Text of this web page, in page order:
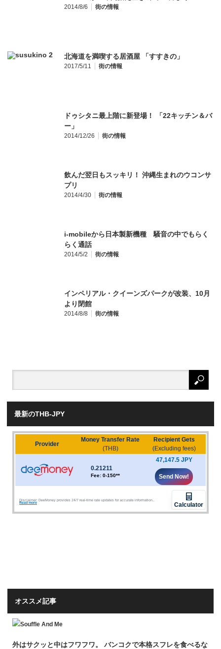
2014/8/6 街の情報
北海道を満喫する居酒屋 「すすきの」
2017/5/11 街の情報
ドゥシタニ最上階に新登場！ 「22キッチン＆バ
ー」
2014/12/26 街の情報
飲んだ翌日もスッキリ！ 沖縄生まれのウコンサ
プリ
2014/4/30 街の情報
i-mobileから日本製新機種 騒音の中でもらく
らく通話
2014/5/2 街の情報
インペリアル・クイーンズパークが改装、10月
より閉館
2014/8/8 街の情報
最新のTHB-JPY
オススメ記事
外はサクッと中はフワフワ。 バンコクで本格スフレを食べるな